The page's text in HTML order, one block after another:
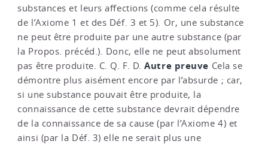
substances et leurs affections (comme cela résulte
de l’Axiome 1 et des Déf. 3 et 5). Or, une substance
ne peut être produite par une autre substance (par
la Propos. précéd.). Donc, elle ne peut absolument
pas être produite. C. Q. F. D.Autre preuve Cela se
démontre plus aisément encore par l’absurde ; car,
si une substance pouvait être produite, la
connaissance de cette substance devrait dépendre
de la connaissance de sa cause (par l’Axiome 4) et
ainsi (par la Déf. 3) elle ne serait plus une